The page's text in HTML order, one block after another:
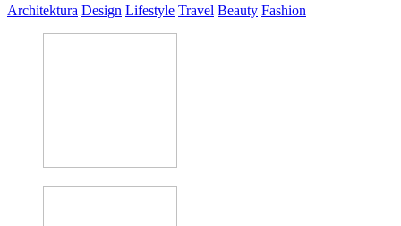
Architektura Design Lifestyle Travel Beauty Fashion